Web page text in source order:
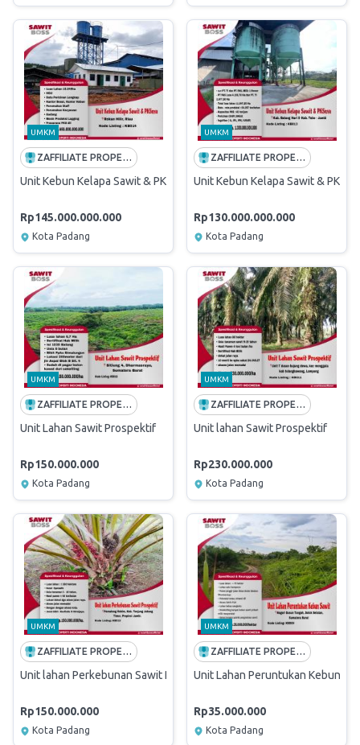
UMKM
ZAFFILIATE PROPERTI INDONESIA
Unit Kebun Kelapa Sawit & PKSnya
Rp145.000.000.000
Kota Padang
UMKM
ZAFFILIATE PROPERTI INDONESIA
Unit Kebun Kelapa Sawit &
Rp130.000.000.000
Kota Padang
UMKM
ZAFFILIATE PROPERTI INDONESIA
Unit Lahan Sawit Prospektif
Rp150.000.000
Kota Padang
UMKM
ZAFFILIATE PROPERTI INDONESIA
Unit lahan Sawit Prospektif
Rp230.000.000
Kota Padang
UMKM
ZAFFILIATE PROPERTI INDONESIA
Unit lahan Perkebunan Sawit Prospektif
Rp150.000.000
Kota Padang
UMKM
ZAFFILIATE PROPERTI INDONESIA
Unit Lahan Peruntukan Kebun
Rp35.000.000
Kota Padang